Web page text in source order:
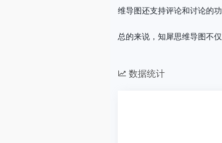
维导图还支持评论和讨论的
总的来说，知犀思维导图不
数据统计